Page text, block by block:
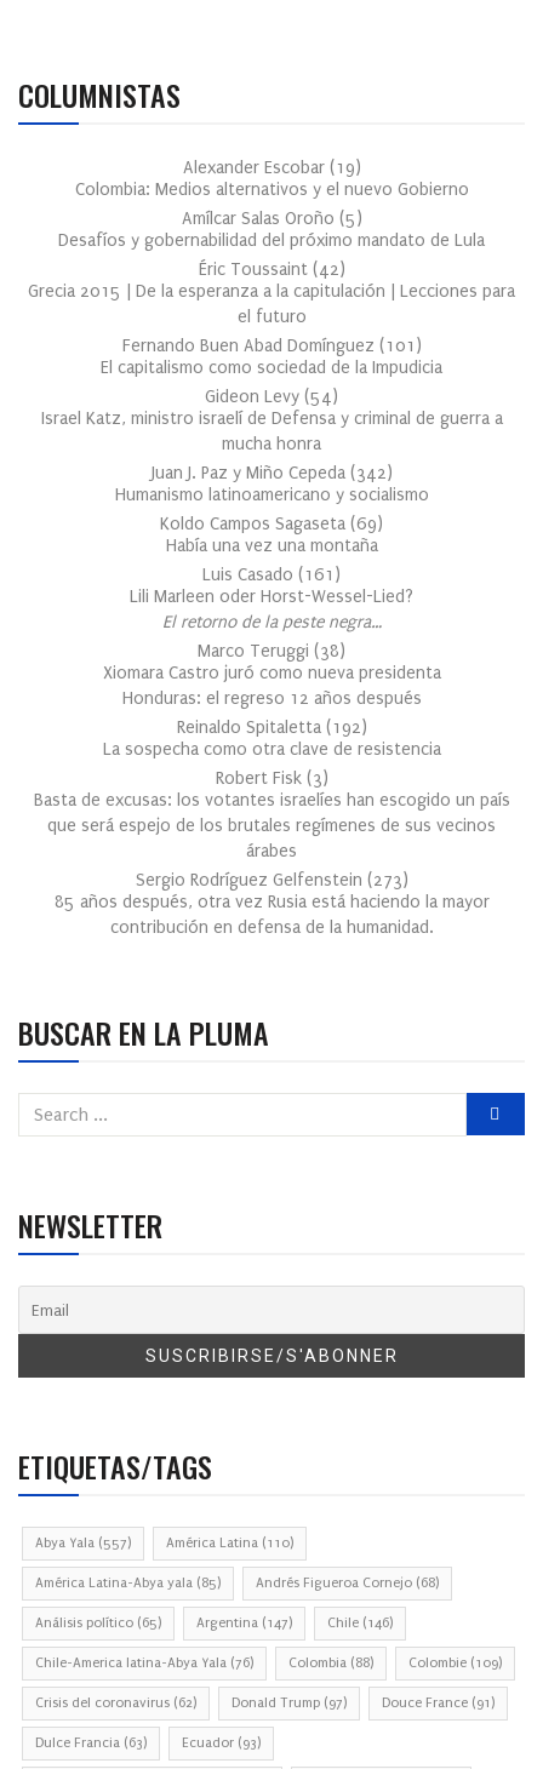
COLUMNISTAS
Alexander Escobar (19)
Colombia: Medios alternativos y el nuevo Gobierno
Amílcar Salas Oroño (5)
Desafíos y gobernabilidad del próximo mandato de Lula
Éric Toussaint (42)
Grecia 2015 | De la esperanza a la capitulación | Lecciones para
el futuro
Fernando Buen Abad Domínguez (101 )
El capitalismo como sociedad de la Impudicia
Gideon Levy (54)
Israel Katz, ministro israelí de Defensa y criminal de guerra a
mucha honra
Juan J. Paz y Miño Cepeda (342)
Humanismo latinoamericano y socialismo
Koldo Campos Sagaseta (69)
Había una vez una montaña
Luis Casado (161 )
Lili Marleen oder Horst-Wessel-Lied?
El retorno de la peste negra…
Marco Teruggi (38)
Xiomara Castro juró como nueva presidenta
Honduras: el regreso 12 años después
Reinaldo Spitaletta (192)
La sospecha como otra clave de resistencia
Robert Fisk (3)
Basta de excusas: los votantes israelíes han escogido un país
que será espejo de los brutales regímenes de sus vecinos
árabes
Sergio Rodríguez Gelfenstein (273)
85 años después, otra vez Rusia está haciendo la mayor
contribución en defensa de la humanidad.
BUSCAR EN LA PLUMA
NEWSLETTER
ETIQUETAS/TAGS
Abya Yala (557) América Latina (110)
América Latina-Abya yala (85) Andrés Figueroa Cornejo (68)
Análisis político (65) Argentina (147) Chile (146)
Chile-America latina-Abya Yala (76) Colombia (88) Colombie (109)
Crisis del coronavirus (62) Donald Trump (97) Douce France (91)
Dulce Francia (63) Ecuador (93)